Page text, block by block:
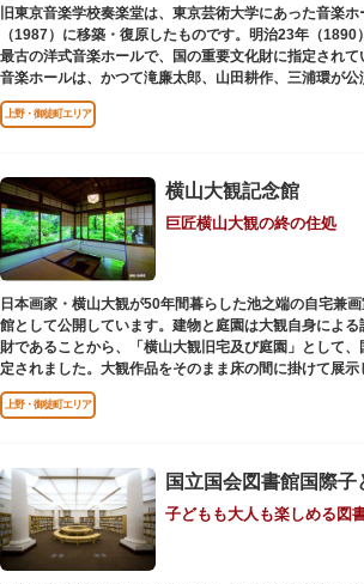
旧東京音楽学校奏楽堂は、東京芸術大学にあった音楽
（1987）に移築・復原したものです。明治23年（1890
最古の洋式音楽ホールで、国の重要文化財に指定されて
音楽ホールは、かつて滝廉太郎、山田耕作、三浦環が公
です。
上野・御徒町エリア
横山大観記念館
巨匠横山大観の終の住処
日本画家・横山大観が50年間暮らした池之端の自宅兼
館として公開しています。建物と庭園は大観自身によ
財であることから、「横山大観旧宅及び庭園」として
定されました。大観作品をそのまま床の間に掛けて展
来の楽しみ方を体験できる貴重な空間です。
上野・御徒町エリア
子どもも大人も楽しめる図